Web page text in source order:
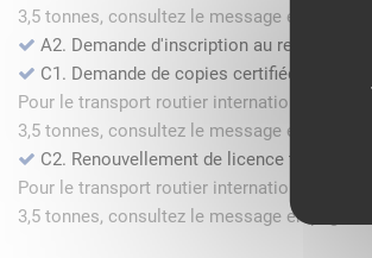
3,5 tonnes, consultez le message en page
A2. Demande d'inscription au registre
C1. Demande de copies certifiées
Pour le transport routier international de
3,5 tonnes, consultez le message en page
C2. Renouvellement de licence transport
Pour le transport routier international de
3,5 tonnes, consultez le message en page